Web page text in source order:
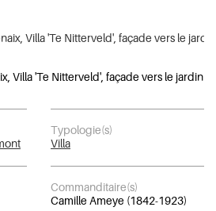
Villa 'Te Nitterveld', façade vers le jardin
Typologie(s)
Villa
Commanditaire(s)
Camille Ameye (1842-1923)